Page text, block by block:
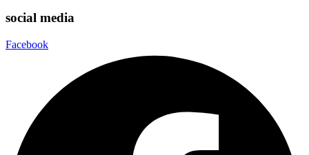
social media
Facebook